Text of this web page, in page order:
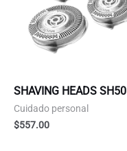
SHAVING HEADS SH50
Cuidado personal
$557.00